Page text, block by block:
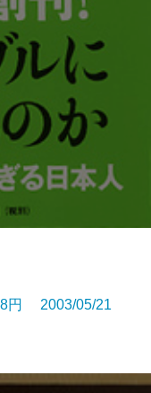
円 2003/05/21